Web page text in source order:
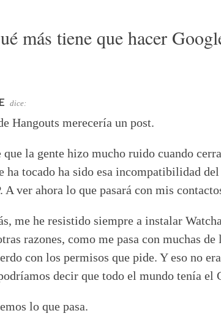
más tiene que hacer
dice:
Hangouts merecería un post.
que la gente hizo mucho ruido cuando
ha tocado ha sido esa incompatibilidad
A ver ahora lo que pasará con mis
me he resistido siempre a instalar
razones, como me pasa con muchas
con los permisos que pide. Y eso no
decir que todo el mundo tenía el
lo que pasa.